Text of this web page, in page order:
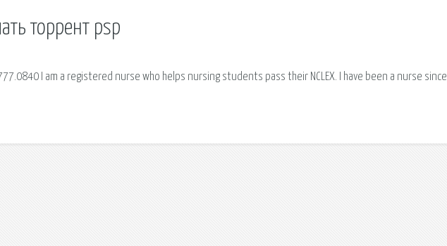
торрент psp
I am a registered nurse who helps nursing students pass their NCLEX. I have been a nurse since